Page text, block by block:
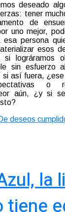
deseado
tener
de
uno mejor,
esa persona
esos
si lográramos
sin esfuerzo
así fuera,
o
aún, ¿y si
deseos
la
tiene